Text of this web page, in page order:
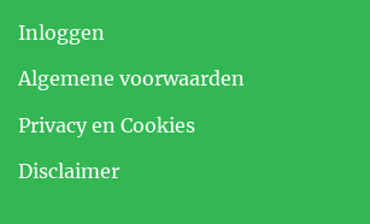
Inloggen
Algemene voorwaarden
Privacy en Cookies
Disclaimer